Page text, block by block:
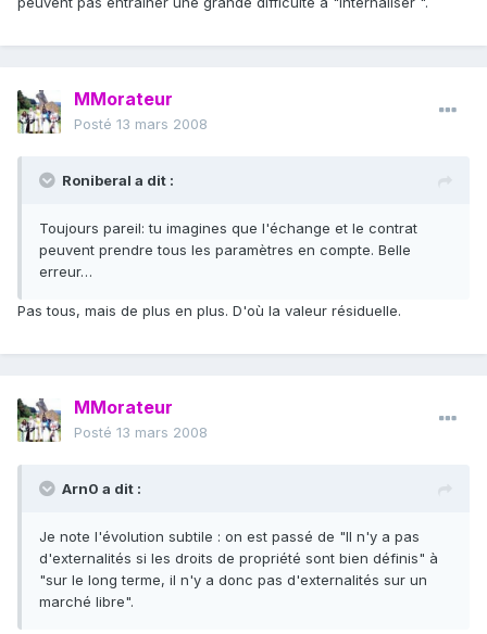
MMorateur
Posté 13 mars 2008
Roniberal a dit :
Toujours pareil: tu imagines que l'échange et le contrat
peuvent prendre tous les paramètres en compte. Belle
erreur…
Pas tous, mais de plus en plus. D'où la valeur résiduelle.
MMorateur
Posté 13 mars 2008
Arn0 a dit :
Je note l'évolution subtile : on est passé de "Il n'y a pas
d'externalités si les droits de propriété sont bien définis" à
"sur le long terme, il n'y a donc pas d'externalités sur un
marché libre".